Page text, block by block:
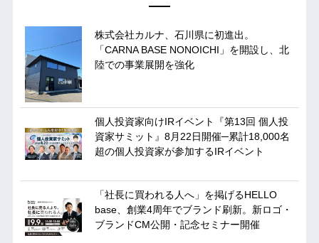
株式会社カルナ、石川県に初進出。
「CARNA BASE NONOICHI」を開設し、北
陸での事業展開を強化
個人投資家向けIRイベント『第13回 個人投
資家サミット』8月22日開催─累計18,000名
超の個人投資家が参加するIRイベント
「社長に買われる人へ」を掲げるHELLO
base、創業4周年でブランド刷新。新ロゴ・
ブランドCM公開・記念セミナー開催